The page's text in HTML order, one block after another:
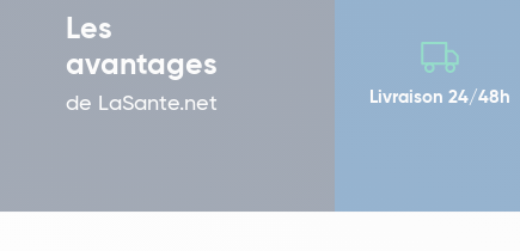
Les
avantages
de LaSante.net Livraison 24/48h